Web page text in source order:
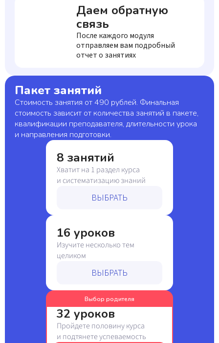
Даем обратную
связь
После каждого модуля
отправляем вам подробный
отчет о занятиях
Пакет занятий
Стоимость занятия от 490 рублей. Финальная
стоимость зависит от количества занятий в пакете,
квалификации преподавателя, длительности урока
и направления подготовки.
8 занятий
Хватит на 1 раздел курса
и систематизацию знаний
ВЫБРАТЬ
16 уроков
Изучите несколько тем
целиком
ВЫБРАТЬ
Выбор родителя
32 уроков
Пройдете половину курса
и подтянете успеваемость